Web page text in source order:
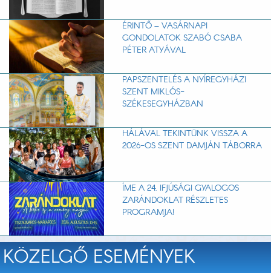
ÉRINTŐ – VASÁRNAPI
GONDOLATOK SZABÓ CSABA
PÉTER ATYÁVAL
PAPSZENTELÉS A NYÍREGYHÁZI
SZENT MIKLÓS-
SZÉKESEGYHÁZBAN
HÁLÁVAL TEKINTÜNK VISSZA A
2026-OS SZENT DAMJÁN TÁBORRA
ÍME A 24. IFJÚSÁGI GYALOGOS
ZARÁNDOKLAT RÉSZLETES
PROGRAMJA!
KÖZELGŐ ESEMÉNYEK